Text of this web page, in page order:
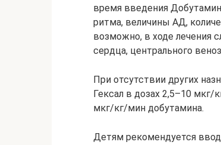
время введения
ритма, величины АД,
возможно, в ходе лечения
сердца, центрального
При отсутствии других
Гексал в дозах 2,5–10 мкг/
мкг/кг/мин добутамина.
Детям рекомендуется